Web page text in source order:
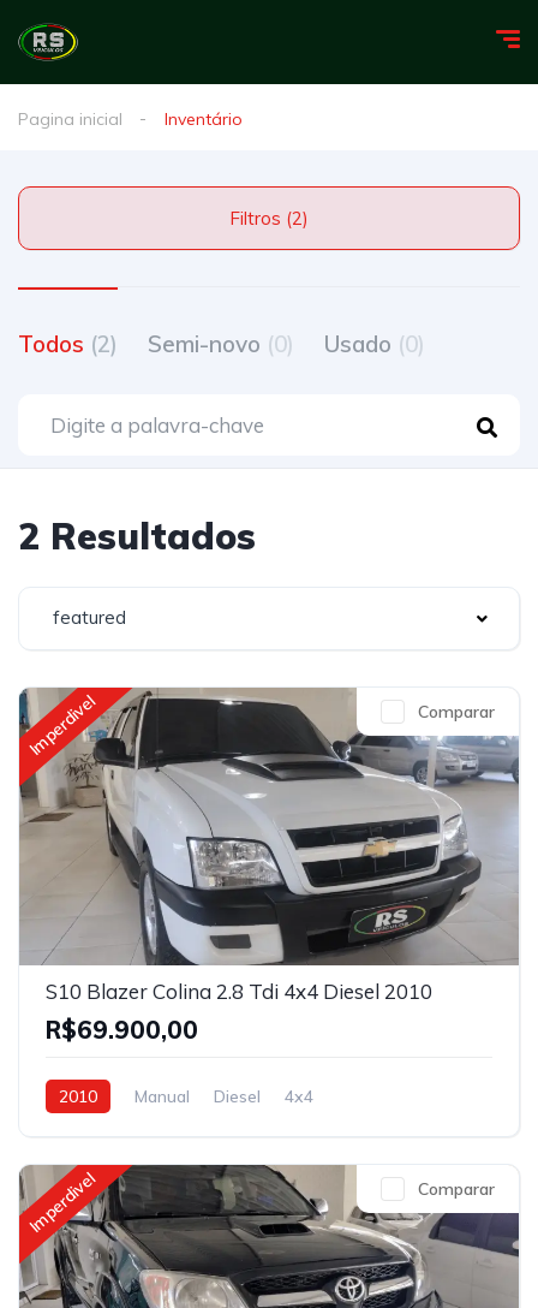
Pagina inicial Inventário
Filtros (2)
Todos (2) Semi-novo (0) Usado (0)
2 Resultados
featured
Imperdivel Comparar
S10 Blazer Colina 2.8 Tdi 4x4 Diesel 2010
R$69.900,00
2010 Manual Diesel 4x4
Imperdivel Comparar